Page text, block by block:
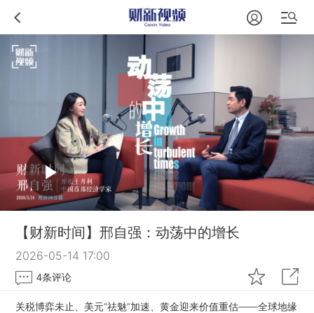
【财新时间】邢自强：动荡中的增长
2026-05-14 17:00
4条评论
关税博弈未止、美元“祛魅”加速、黄金迎来价值重估——全球地缘